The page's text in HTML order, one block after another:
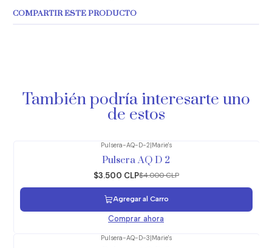
COMPARTIR ESTE PRODUCTO
También podría interesarte uno
de estos
Pulsera-AQ-D-2|Marie's
Pulsera AQ D 2
$3.500 CLP$4.000 CLP
Agregar al Carro
Comprar ahora
Pulsera-AQ-D-3|Marie's